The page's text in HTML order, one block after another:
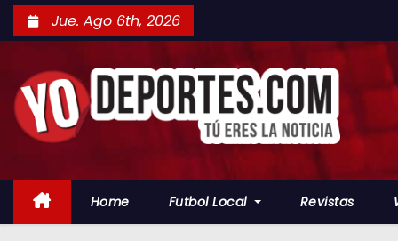
a
l
Jue. Ago 6th, 2026
Home Futbol Local Revistas